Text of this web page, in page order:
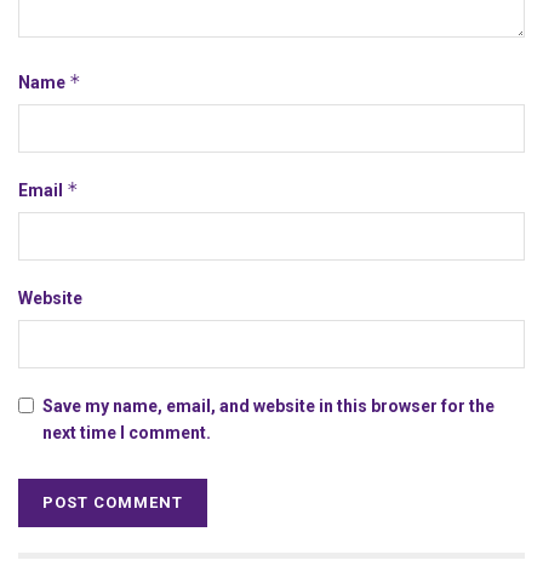
Name *
Email *
Website
Save my name, email, and website in this browser for the
next time I comment.